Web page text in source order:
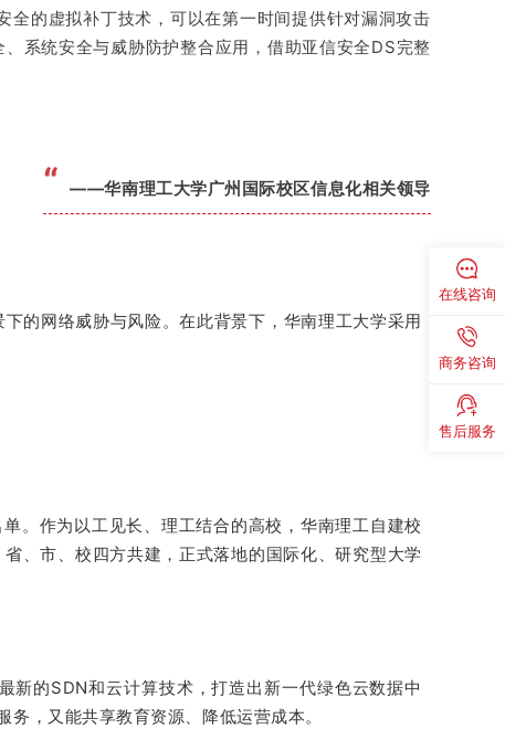
的虚拟补丁技术，可以在第一时间提供针对漏洞攻击
系统安全与威胁防护整合应用，借助亚信安全DS完整
“ ——华南理工大学广州国际校区信息化相关领导
的网络威胁与风险。在此背景下，华南理工大学采用
。作为以工见长、理工结合的高校，华南理工自建校
、市、校四方共建，正式落地的国际化、研究型大学
新的SDN和云计算技术，打造出新一代绿色云数据中
，又能共享教育资源、降低运营成本。
在线咨询
商务咨询
售后服务